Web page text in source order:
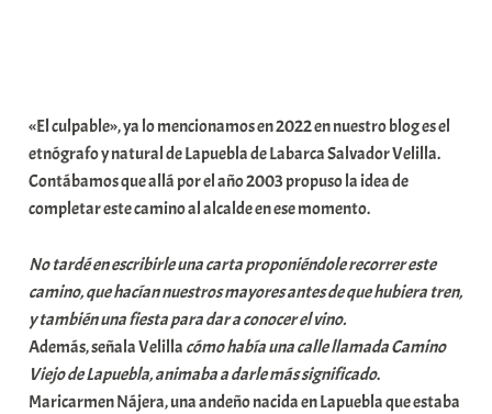
i
t
a
t
a
«El culpable», ya lo mencionamos en 2022 en nuestro blog es el
etnógrafo y natural de Lapuebla de Labarca Salvador Velilla.
Contábamos que allá por el año 2003 propuso la idea de
completar este camino al alcalde en ese momento.
No tardé en escribirle una carta proponiéndole recorrer este
camino, que hacían nuestros mayores antes de que hubiera tren,
y también una fiesta para dar a conocer el vino.
Además, señala Velilla cómo había una calle llamada Camino
Viejo de Lapuebla, animaba a darle más significado.
Maricarmen Nájera, una andeño nacida en Lapuebla que estaba